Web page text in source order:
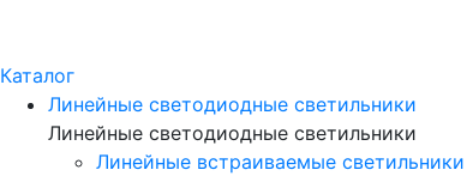
Каталог
Линейные светодиодные светильники
Линейные светодиодные светильники
Линейные встраиваемые светильники